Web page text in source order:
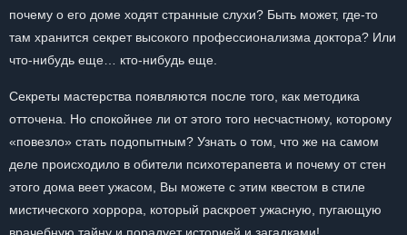
почему о его доме ходят странные слухи? Быть может, где-то
там хранится секрет высокого профессионализма доктора? Или
что-нибудь еще… кто-нибудь еще.
Секреты мастерства появляются после того, как методика
отточена. Но спокойнее ли от этого того несчастному, которому
«повезло» стать подопытным? Узнать о том, что же на самом
деле происходило в обители психотерапевта и почему от стен
этого дома веет ужасом, Вы можете с этим квестом в стиле
мистического хоррора, который раскроет ужасную, пугающую